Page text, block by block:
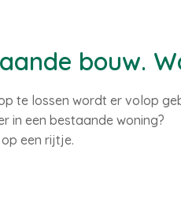
bouw.
te lossen wordt er volop
in een bestaande woning?
een rijtje.